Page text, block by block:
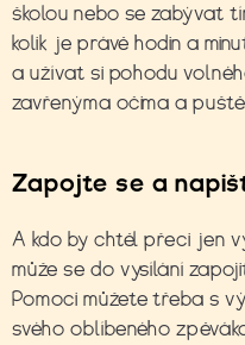
školou nebo se zabývat
kolik je právě hodin a
a užívat si pohodu
zavřenýma očima a
Zapojte se a
A kdo by chtěl přeci jen
může se do vysílání
Pomoci můžete třeba s
svého oblíbeného